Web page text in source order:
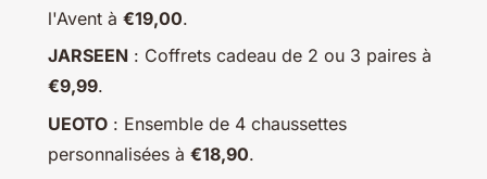
l'Avent à €19,00.
JARSEEN : Coffrets cadeau de 2 ou 3 paires à
€9,99.
UEOTO : Ensemble de 4 chaussettes
personnalisées à €18,90.